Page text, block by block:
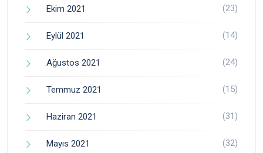
Ekim 2021 (23)
Eylül 2021 (14)
Ağustos 2021 (24)
Temmuz 2021 (15)
Haziran 2021 (31)
Mayıs 2021 (32)